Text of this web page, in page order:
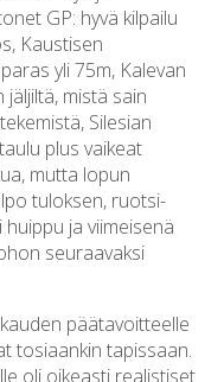
GP: hyvä kilpailu
Kaustisen
yli 75m, Kalevan
jäljiltä, mistä sain
Silesian
plus vaikeat
mutta lopun
tuloksen, ruotsi-
ja viimeisenä
seuraavaksi
päätavoitteelle
tosiaankin tapissaan.
oli oikeasti realistiset